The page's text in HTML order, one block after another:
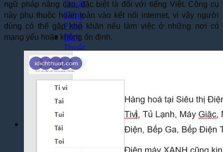
Thuật
Tiếng
Pháp
Dịch
Thuật
Tiếng
Đức
Dịch
Thuật
Dịch Thuật Phim – Phụ Đề Video Clip
Dịch Vụ Hợp Pháp Hóa Lãnh Sự
ngữ pháp nâng cao, đặc biệt là đối với tiếng Việt. Công cụ
này phụ thuộc hoàn toàn vào kết nối internet, vì vậy người
dùng có thể gặp khó khăn nếu làm việc ở những nơi có
mạng yếu hoặc không ổn định.